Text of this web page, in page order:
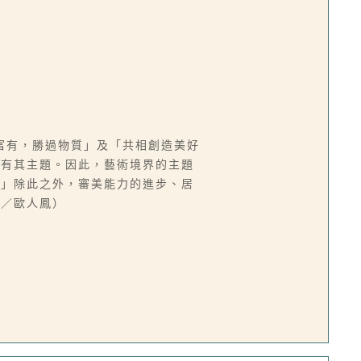
，勝過物質」及「共相創造美好
其主題。因此，藝術境界的主題
除此之外，審美能力的進步、居
歐人鳳）